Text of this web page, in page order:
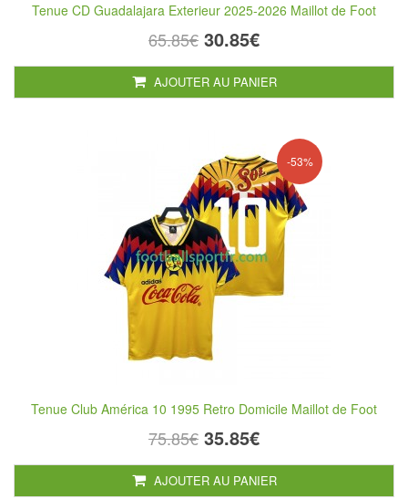
Tenue CD Guadalajara Exterieur 2025-2026 Maillot de Foot
65.85€ 30.85€
AJOUTER AU PANIER
-53%
Tenue Club América 10 1995 Retro Domicile Maillot de Foot
75.85€ 35.85€
AJOUTER AU PANIER